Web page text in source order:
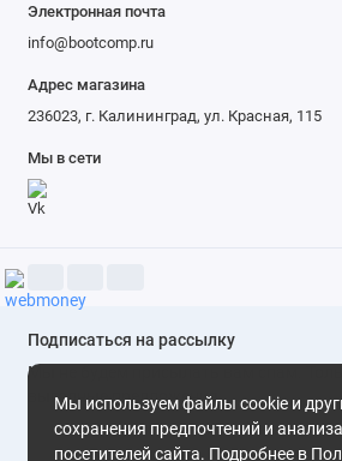
Мы используем файлы cookie и
сохранения предпочтений и
посетителей сайта. Подробнее в
Электронная почта
info@bootcomp.ru
Адрес магазина
236023, г. Калининград, ул. Красная, 115
Мы в сети
Подписаться на рассылку
Мы не будем присылать вам спам.
выгодные предложения